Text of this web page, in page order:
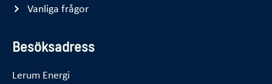
Vanliga frågor
Besöksadress
Lerum Energi